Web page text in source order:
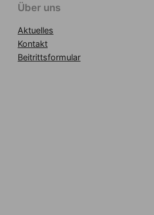
Über uns
Aktuelles
Kontakt
Beitrittsformular